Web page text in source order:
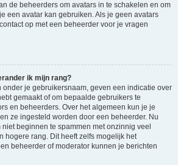
de beheerders om avatars in te schakelen en om
een avatar kan gebruiken. Als je geen avatars
op met een beheerder voor je vragen
ik mijn rang?
onder je gebruikersnaam, geven een indicatie over
gemaakt of om bepaalde gebruikers te
en beheerders. Over het algemeen kun je je
ze ingesteld worden door een beheerder. Nu
beginnen te spammen met onzinnig veel
hogere rang. Dit heeft zelfs mogelijk het
beheerder of moderator kunnen je berichten